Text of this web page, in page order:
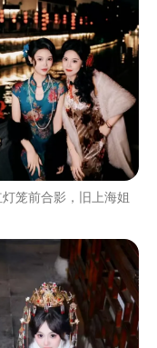
笼前合影，旧上海姐